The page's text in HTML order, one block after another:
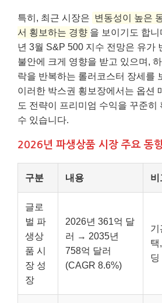
특히, 최근 시장은
변동성이 높은
서 횡보하는 경향 을 보이기도 합
년 3월 S&P 500 지수 전망은 유가
불안에 크게 영향을 받고 있으며,
락을 반복하는 롤러코스터 장세를
이러한 박스권 횡보장에서는 옵션
도 전략이 프리미엄 수익을 꾸준히
수 있습니다.
2026년 파생상품 시장 주요 동
구분 내용 비
글로
벌 파
생상
품 시
장 성
장
2026년 361억 달
러 → 2035년
758억 달러
(CAGR 8.6%)
기
택
딩